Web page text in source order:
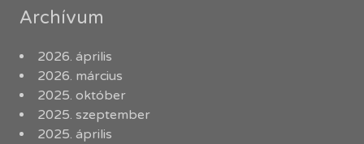
Archívum
2026. április
2026. március
2025. október
2025. szeptember
2025. április